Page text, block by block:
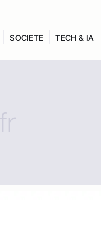
SOCIETE TECH & IA